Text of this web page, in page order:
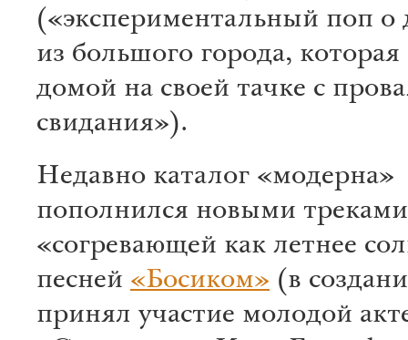
(«экспериментальный поп о
из большого города, которая
домой на своей тачке с
свидания»).
Недавно каталог «модерна»
пополнился новыми
«согревающей как летнее
песней «Босиком» (в
принял участие молодой